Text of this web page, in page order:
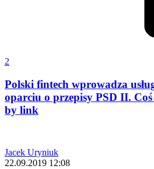
2
Polski fintech wprowadza
oparciu o przepisy PSD II.
by link
Jacek Uryniuk
22.09.2019 12:08